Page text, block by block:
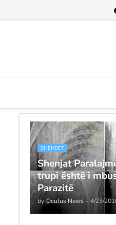
SHENDET
Shenjat
trupi është i
Parazitë
by Oculus News - 4/23/